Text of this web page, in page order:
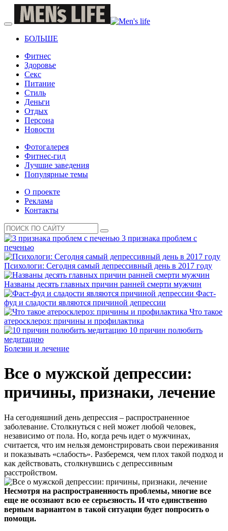
БОЛЬШЕ
Фитнес
Здоровье
Секс
Питание
Стиль
Деньги
Отдых
Персона
Новости
Фотогалерея
Фитнес-гид
Лучшие заведения
Популярные темы
О проекте
Реклама
Контакты
3 признака проблем с
печенью
Психологи: Сегодня самый депрессивный день в 2017 году
Названы десять главных причин ранней смерти мужчин
Фаст-
фуд и сладости являются причиной депрессии
Что такое
атеросклероз: причины и профилактика
10 причин полюбить
медитацию
Болезни и лечение
Все о мужской депрессии:
причины, признаки, лечение
На сегодняшний день депрессия – распространенное
заболевание. Столкнуться с ней может любой человек,
независимо от пола. Но, когда речь идет о мужчинах,
считается, что им нельзя демонстрировать свои переживания
и показывать «слабость». Разберемся, чем плох такой подход и
как действовать, столкнувшись с депрессивным
расстройством.
Несмотря на распространенность проблемы, многие все
еще не осознают всю ее серьезность. И что единственно
верным вариантом в такой ситуации будет попросить о
помощи.